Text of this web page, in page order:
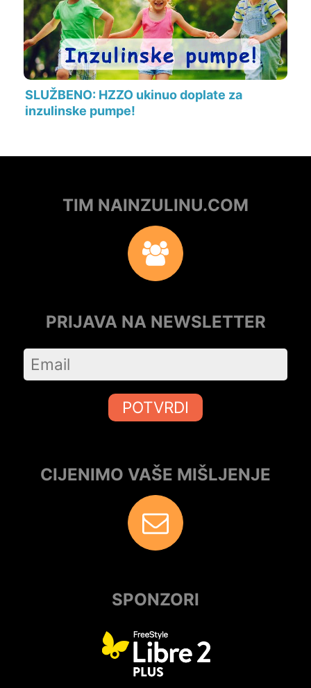
SLUŽBENO: HZZO ukinuo doplate za
inzulinske pumpe!
TIM NAINZULINU.COM
PRIJAVA NA NEWSLETTER
POTVRDI
CIJENIMO VAŠE MIŠLJENJE
SPONZORI